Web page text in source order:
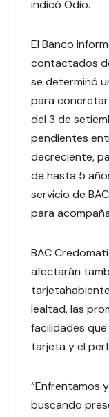
indicó Odio.
El Banco
contactados
se determinó
para
del 3 de
pendientes
decreciente,
de hasta 5
servicio de
para
BAC
afectarán
lealtad, las
facilidades
tarjeta y el
“Enfrentamos
buscando